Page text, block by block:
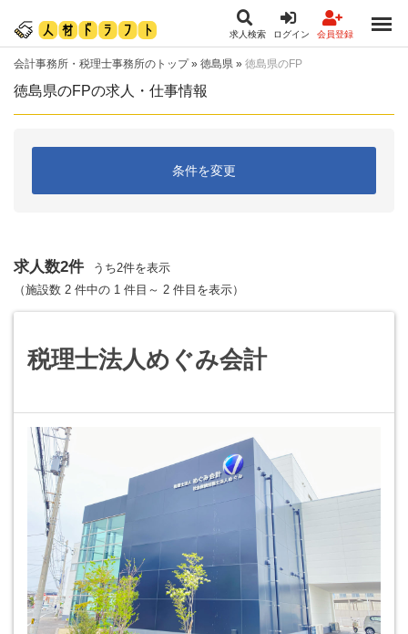
求人検索 ログイン 会員登録
会計事務所・税理士事務所のトップ» 徳島県 » 徳島県のFP
徳島県のFPの求人・仕事情報
条件を変更
求人数2件
うち2件を表示
（施設数 2 件中の 1 件目～ 2 件目を表示）
税理士法人めぐみ会計